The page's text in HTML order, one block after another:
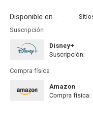
Disponible en...
Suscripción
Disney+
Suscripción:
Compra física
Amazon
Compra física: